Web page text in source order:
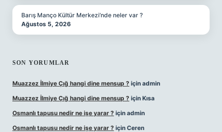
Barış Manço Kültür Merkezi’nde neler var ?
Ağustos 5, 2026
SON YORUMLAR
Muazzez İlmiye Çığ hangi dine mensup ? için admin
Muazzez İlmiye Çığ hangi dine mensup ? için Kısa
Osmanlı tapusu nedir ne işe yarar ? için admin
Osmanlı tapusu nedir ne işe yarar ? için Ceren